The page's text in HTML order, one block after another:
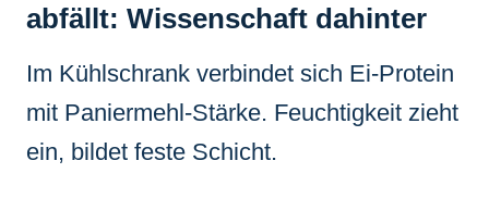
abfällt: Wissenschaft dahinter
Im Kühlschrank verbindet sich Ei-Protein
mit Paniermehl-Stärke. Feuchtigkeit zieht
ein, bildet feste Schicht.